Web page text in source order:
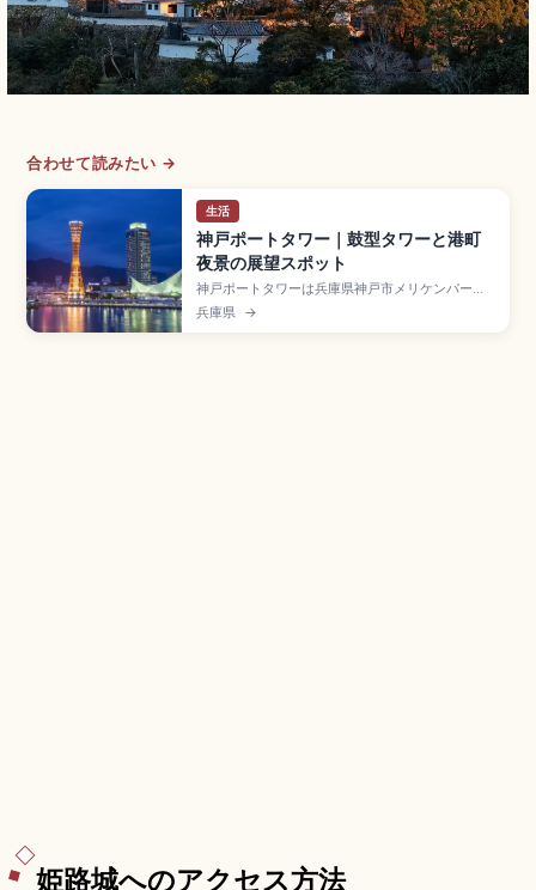
合わせて読みたい →
生活
神戸ポートタワー｜鼓型タワーと港町
夜景の展望スポット
神戸ポートタワーは兵庫県神戸市メリケンパーク
内にある1963年完成・高さ108mの展望タワー
で、鼓型の独特なデザインから「鉄塔の美女」と
兵庫県 →
姫路城へのアクセス方法